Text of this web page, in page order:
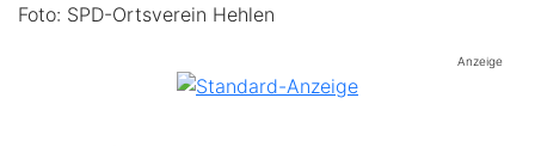
Foto: SPD-Ortsverein Hehlen
Anzeige